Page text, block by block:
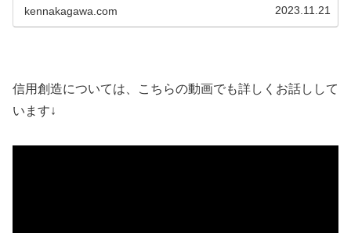
kennakagawa.com 2023.11.21
信用創造については、こちらの動画でも詳しくお話しして
います↓